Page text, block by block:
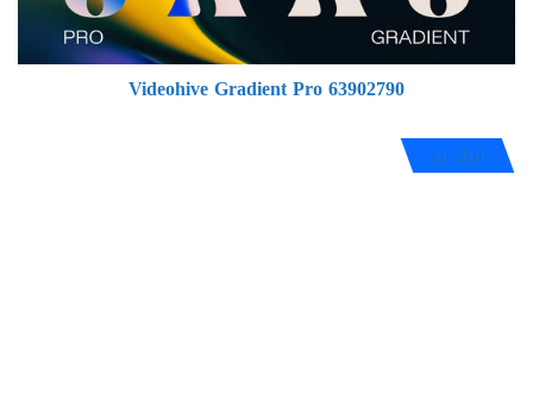
Videohive Gradient Pro 63902790
اترك رد